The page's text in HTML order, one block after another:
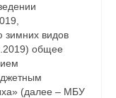
зимних видов
общее
(далее – МБУ